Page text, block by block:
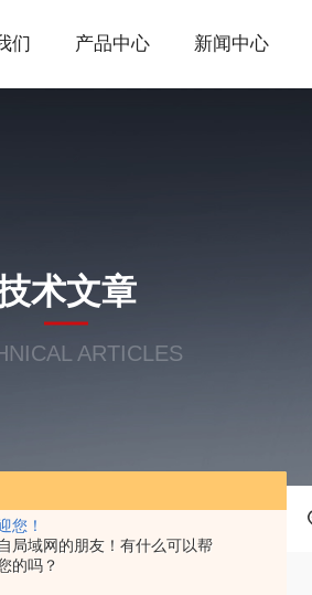
您！
局域网的朋友！有什么可以帮
的吗？
们 产品中心 新闻中心
术文章
ARTICLES